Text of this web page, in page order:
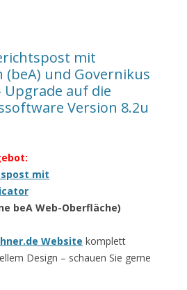
mit
und Governikus
auf die
Version 8.2u
mit
beA Web-Oberfläche)
Website komplett
Design – schauen Sie gerne